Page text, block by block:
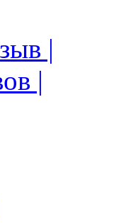
|
|